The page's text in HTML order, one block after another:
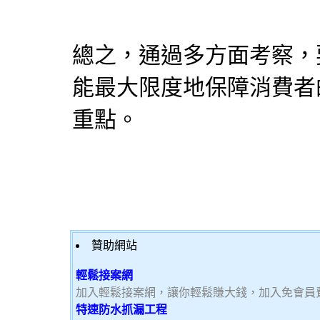
總之，通過多方面考察
能最大限度地保障消費
重點。
贊助網站
輕鬆接案網
加入輕鬆接案網，讓你輕鬆賺大錢，加入免會
特速防水抓漏工程